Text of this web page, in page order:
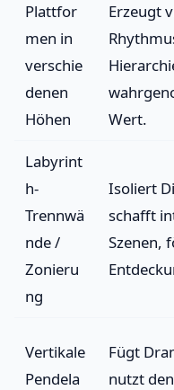
Plattfor
men in
verschie
denen
Höhen
Erzeugt
Wert.
Labyrint
h-
Trennwä
nde /
Zonieru
ng
Isoliert
schafft
Szenen,
Vertikale
Pendela
Fügt
nutzt den